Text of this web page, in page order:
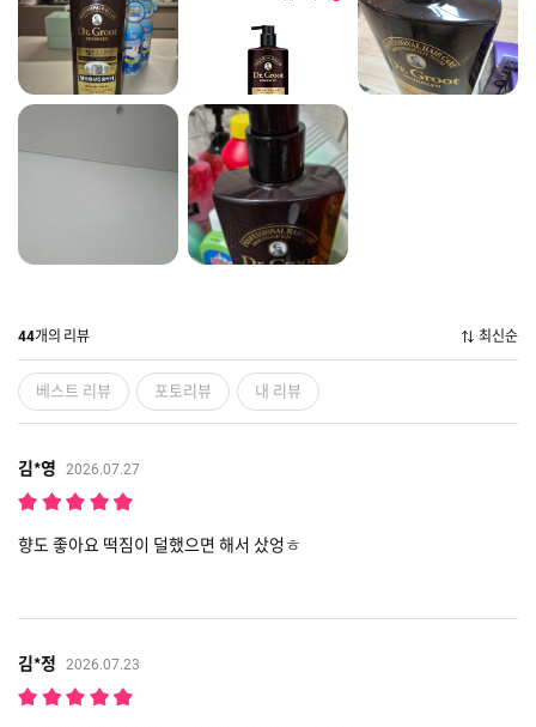
44개의 리뷰 최신순
베스트 리뷰 포토리뷰 내 리뷰
김*영 2026.07.27
향도 좋아요 떡짐이 덜했으면 해서 샀엉ㅎ
김*정 2026.07.23